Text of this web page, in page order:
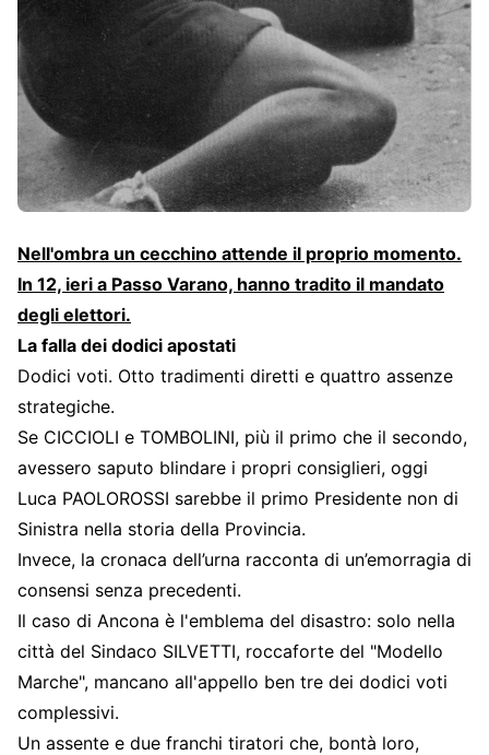
Nell'ombra un cecchino attende il proprio momento.
In 12, ieri a Passo Varano, hanno tradito il mandato
degli elettori.
La falla dei dodici apostati
Dodici voti. Otto tradimenti diretti e quattro assenze
strategiche.
Se CICCIOLI e TOMBOLINI, più il primo che il secondo,
avessero saputo blindare i propri consiglieri, oggi
Luca PAOLOROSSI sarebbe il primo Presidente non di
Sinistra nella storia della Provincia.
Invece, la cronaca dell’urna racconta di un’emorragia di
consensi senza precedenti.
Il caso di Ancona è l'emblema del disastro: solo nella
città del Sindaco SILVETTI, roccaforte del "Modello
Marche", mancano all'appello ben tre dei dodici voti
complessivi.
Un assente e due franchi tiratori che, bontà loro,